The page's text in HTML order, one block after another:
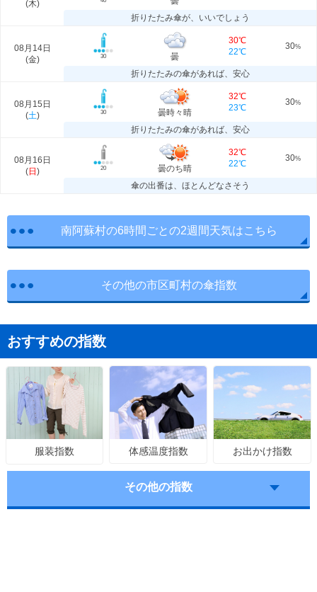
(木)
折りたたみ傘が、いいでしょう
08月14日
(金) 30 曇
30℃
22℃
30%
折りたたみの傘があれば、安心
08月15日
(土) 30 曇時々晴
32℃
23℃
30%
折りたたみの傘があれば、安心
08月16日
(日 ) 20 曇のち晴
32℃
22℃
30%
傘の出番は、ほとんどなさそう
南阿蘇村の6時間ごとの2週間天気はこちら
その他の市区町村の傘指数
おすすめの指数
服装指数 体感温度指数 お出かけ指数
その他の指数